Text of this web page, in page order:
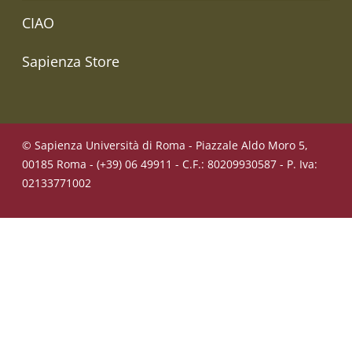
CIAO
Sapienza Store
© Sapienza Università di Roma - Piazzale Aldo Moro 5,
00185 Roma - (+39) 06 49911 - C.F.: 80209930587 - P. Iva:
02133771002